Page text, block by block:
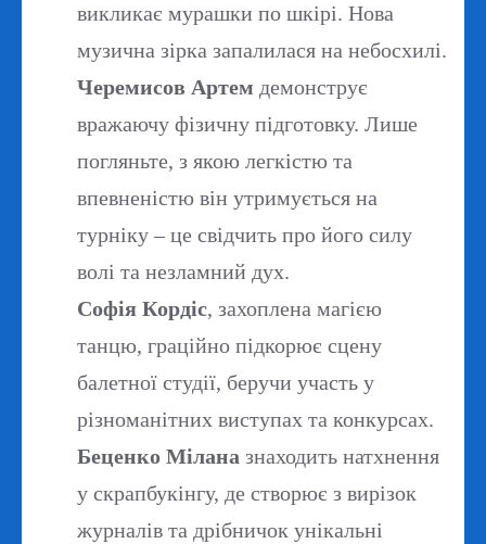
викликає мурашки по шкірі. Нова
музична зірка запалилася на небосхилі.
Черемисов Артем демонструє
вражаючу фізичну підготовку. Лише
погляньте, з якою легкістю та
впевненістю він утримується на
турніку – це свідчить про його силу
волі та незламний дух.
Софія Кордіс, захоплена магією
танцю, граційно підкорює сцену
балетної студії, беручи участь у
різноманітних виступах та конкурсах.
Беценко Мілана знаходить натхнення
у скрапбукінгу, де створює з вирізок
журналів та дрібничок унікальні